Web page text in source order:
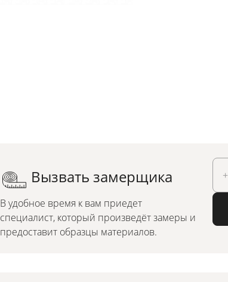
Можно заказать по
индивидуальным размерам
Вызвать замерщика
В удобное время к вам приедет
специалист, который произведёт замеры и
предоставит образцы материалов.